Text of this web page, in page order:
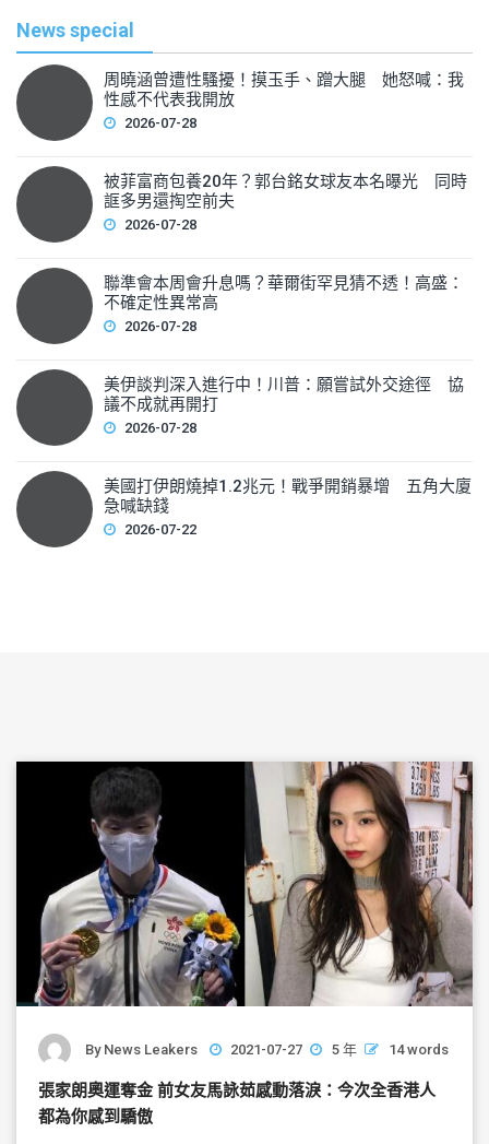
o
k
News special
周曉涵曾遭性騷擾！摸玉手、蹭大腿 她怒喊：我
性感不代表我開放
2026-07-28
被菲富商包養20年？郭台銘女球友本名曝光 同時
誆多男還掏空前夫
2026-07-28
聯準會本周會升息嗎？華爾街罕見猜不透！高盛：
不確定性異常高
2026-07-28
美伊談判深入進行中！川普：願嘗試外交途徑 協
議不成就再開打
2026-07-28
美國打伊朗燒掉1.2兆元！戰爭開銷暴增 五角大廈
急喊缺錢
2026-07-22
By News Leakers 2021-07-27 5 年 14 words
張家朗奧運奪金 前女友馬詠茹感動落淚：今次全香港人
都為你感到驕傲